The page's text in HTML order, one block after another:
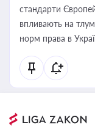
стандарти
впливають на
норм права в